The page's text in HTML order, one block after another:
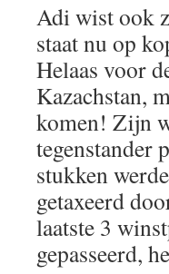
Adi wist ook
staat nu op
Helaas voor
Kazachstan,
komen! Zijn
tegenstander
stukken
getaxeerd
laatste 3
gepasseerd,